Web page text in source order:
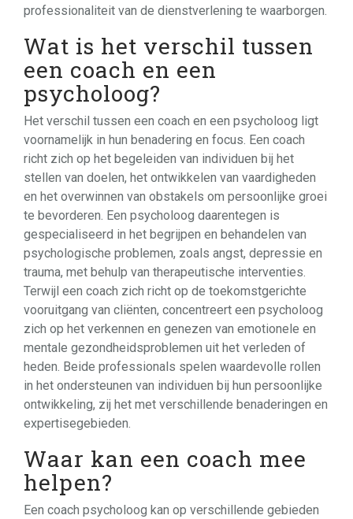
professionaliteit van de dienstverlening te waarborgen.
Wat is het verschil tussen
een coach en een
psycholoog?
Het verschil tussen een coach en een psycholoog ligt
voornamelijk in hun benadering en focus. Een coach
richt zich op het begeleiden van individuen bij het
stellen van doelen, het ontwikkelen van vaardigheden
en het overwinnen van obstakels om persoonlijke groei
te bevorderen. Een psycholoog daarentegen is
gespecialiseerd in het begrijpen en behandelen van
psychologische problemen, zoals angst, depressie en
trauma, met behulp van therapeutische interventies.
Terwijl een coach zich richt op de toekomstgerichte
vooruitgang van cliënten, concentreert een psycholoog
zich op het verkennen en genezen van emotionele en
mentale gezondheidsproblemen uit het verleden of
heden. Beide professionals spelen waardevolle rollen
in het ondersteunen van individuen bij hun persoonlijke
ontwikkeling, zij het met verschillende benaderingen en
expertisegebieden.
Waar kan een coach mee
helpen?
Een coach psycholoog kan op verschillende gebieden